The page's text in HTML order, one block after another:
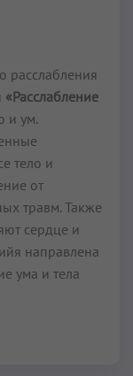
расслабления
«Расслабление
и ум.
тело и
от
травм. Также
сердце и
направлена
ума и тела